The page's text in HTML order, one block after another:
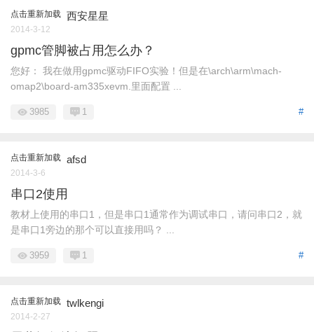
点击重新加载 西安星星
2014-3-12
gpmc管脚被占用怎么办？
您好： 我在做用gpmc驱动FIFO实验！但是在\arch\arm\mach-
omap2\board-am335xevm.里面配置 ...
#
3985 1
点击重新加载 afsd
2014-3-6
串口2使用
教材上使用的串口1，但是串口1通常作为调试串口，请问串口2，就
是串口1旁边的那个可以直接用吗？ ...
#
3959 1
点击重新加载 twlkengi
2014-2-27